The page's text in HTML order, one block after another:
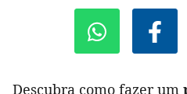
Descubra como fazer um